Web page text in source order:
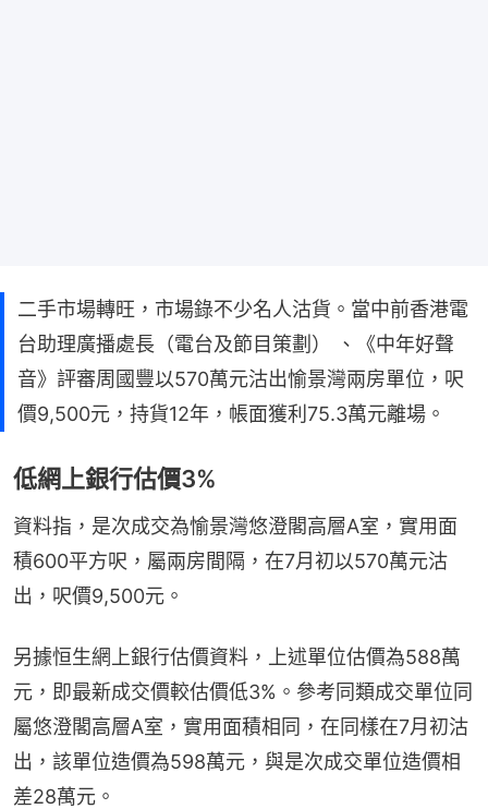
二手市場轉旺，市場錄不少名人沽貨。當中前香港電
台助理廣播處長（電台及節目策劃） 、《中年好聲
音》評審周國豐以570萬元沽出愉景灣兩房單位，呎
價9,500元，持貨12年，帳面獲利75.3萬元離場。
低網上銀行估價3%
資料指，是次成交為愉景灣悠澄閣高層A室，實用面
積600平方呎，屬兩房間隔，在7月初以570萬元沽
出，呎價9,500元。
另據恒生網上銀行估價資料，上述單位估價為588萬
元，即最新成交價較估價低3%。參考同類成交單位同
屬悠澄閣高層A室，實用面積相同，在同樣在7月初沽
出，該單位造價為598萬元，與是次成交單位造價相
差28萬元。